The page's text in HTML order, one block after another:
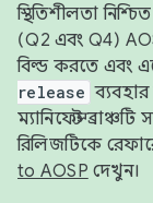
স্থিতিশীলতা
(Q2 এবং Q4)
বিল্ড করতে এবং
release
ম্যানিফেস্ট
রিলিজটিকে
to AOSP দেখুন।